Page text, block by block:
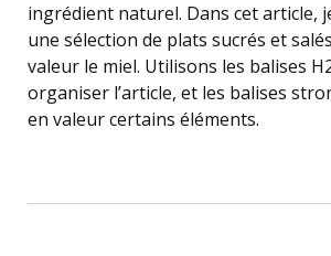
ingrédient naturel. Dans cet article,
une sélection de plats sucrés et
valeur le miel. Utilisons les balises
organiser l’article, et les balises
en valeur certains éléments.